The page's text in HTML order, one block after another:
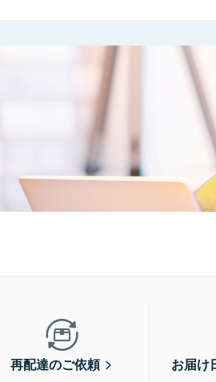
再配達のご依頼 お届け